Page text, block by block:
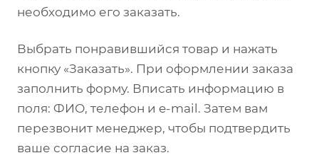
стали. разборный.
изготовлен полностью из нержавеющей
необходимо его заказать.
Выбрать понравившийся товар и нажать
кнопку «Заказать». При оформлении заказа
заполнить форму. Вписать информацию в
поля: ФИО, телефон и e-mail. Затем вам
перезвонит менеджер, чтобы подтвердить
ваше согласие на заказ.